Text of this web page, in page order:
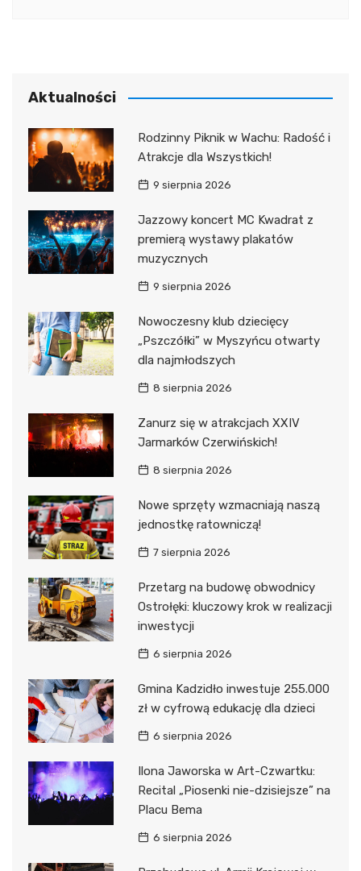
Aktualności
Rodzinny Piknik w Wachu: Radość i
Atrakcje dla Wszystkich!
9 sierpnia 2026
Jazzowy koncert MC Kwadrat z
premierą wystawy plakatów
muzycznych
9 sierpnia 2026
Nowoczesny klub dziecięcy
„Pszczółki” w Myszyńcu otwarty
dla najmłodszych
8 sierpnia 2026
Zanurz się w atrakcjach XXIV
Jarmarków Czerwińskich!
8 sierpnia 2026
Nowe sprzęty wzmacniają naszą
jednostkę ratowniczą!
7 sierpnia 2026
Przetarg na budowę obwodnicy
Ostrołęki: kluczowy krok w realizacji
inwestycji
6 sierpnia 2026
Gmina Kadzidło inwestuje 255.000
zł w cyfrową edukację dla dzieci
6 sierpnia 2026
Ilona Jaworska w Art-Czwartku:
Recital „Piosenki nie-dzisiejsze” na
Placu Bema
6 sierpnia 2026